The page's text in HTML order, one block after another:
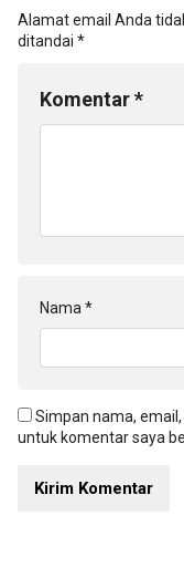
Alamat email Anda
ditandai *
Komentar*
Nama*
Simpan nama,
untuk komentar saya